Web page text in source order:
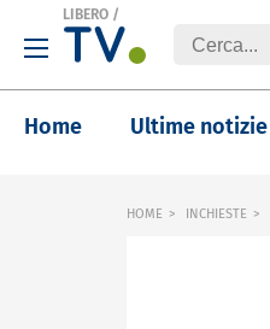
LIBERO /
Home Ultime notizie
HOME INCHIESTE